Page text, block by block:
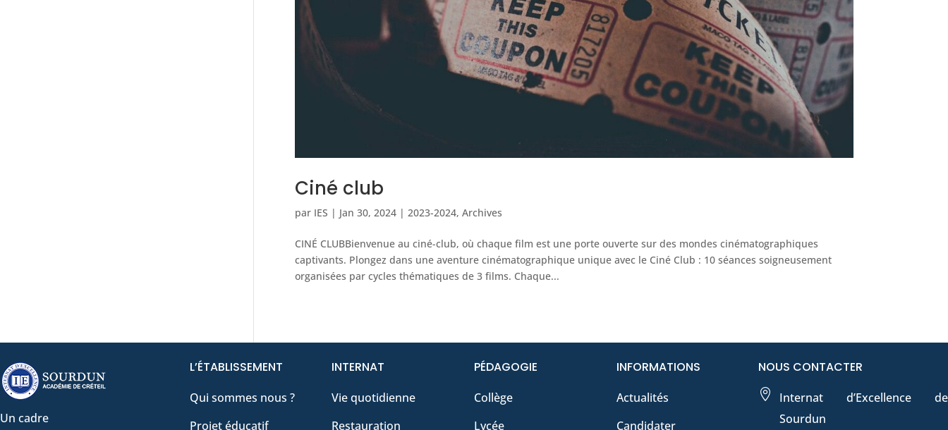
Ciné club
par IES | Jan 30, 2024| 2023-2024, Archives
CINÉ CLUBBienvenue au ciné-club, où chaque film est une porte ouverte sur des mondes cinématographiques
captivants. Plongez dans une aventure cinématographique unique avec le Ciné Club : 10 séances soigneusement
organisées par cycles thématiques de 3 films. Chaque...
Un cadre
L’ÉTABLISSEMENT
Qui sommes nous ?
Projet éducatif
INTERNAT
Vie quotidienne
Restauration
PÉDAGOGIE
Collège
Lycée
INFORMATIONS
Actualités
Candidater
NOUS CONTACTER

Internat d’Excellence de
Sourdun